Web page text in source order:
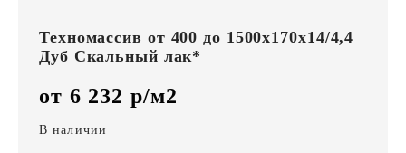
Техномассив от 400 до 1500х170х14/4,4
Дуб Скальный лак*
от 6 232 р/м2
В наличии